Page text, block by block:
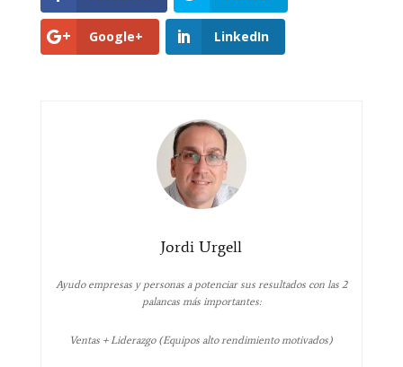
Google+ LinkedIn
Jordi Urgell
Ayudo empresas y personas a potenciar sus resultados con las 2
palancas más importantes:
Ventas + Liderazgo (Equipos alto rendimiento motivados)